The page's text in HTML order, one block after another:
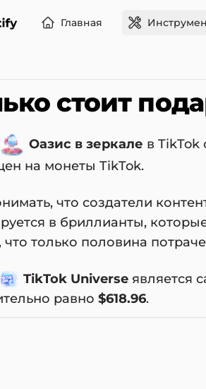
Главная
стоит
Оазис в зеркале в TikTok
на монеты TikTok.
что создатели
в бриллианты,
что только половина
TikTok Universe является
равно $618.96.